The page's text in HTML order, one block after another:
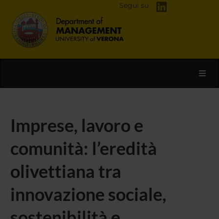
Segui su
Imprese, lavoro e
comunità: l’eredità
olivettiana tra
innovazione sociale,